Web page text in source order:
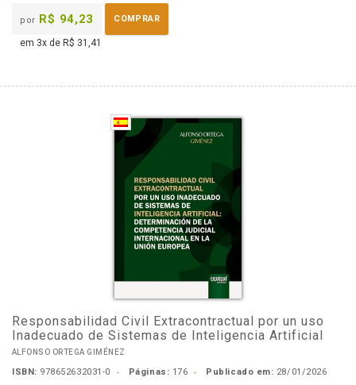
por R$ 94,23 COMPRAR
em 3x de R$ 31,41
Responsabilidad Civil Extracontractual por un uso
Inadecuado de Sistemas de Inteligencia Artificial
ALFONSO ORTEGA GIMÉNEZ
ISBN: 978652632031-0 Páginas: 176 Publicado em: 28/01/2026